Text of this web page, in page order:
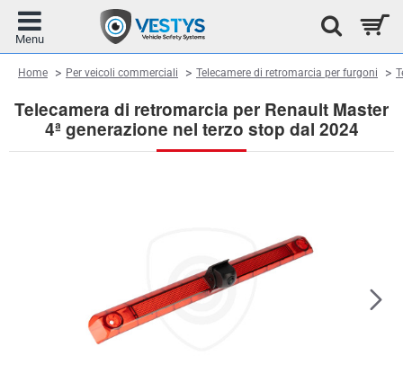
Telecamera di retromarcia per Renault Master
4ª generazione nel terzo stop dal 2024
HomehomePer veicoli commerciali Telecamere di retromarcia per furgoni